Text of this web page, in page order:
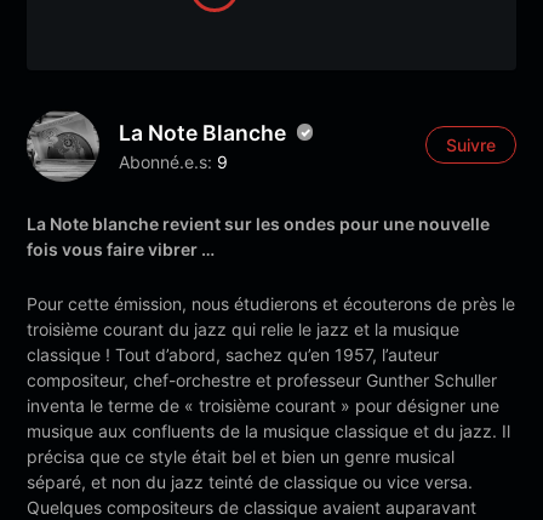
La Note Blanche
Abonné.e.s: 9
Suivre
La Note blanche revient sur les ondes pour une nouvelle
fois vous faire vibrer …
Pour cette émission, nous étudierons et écouterons de près le
troisième courant du jazz qui relie le jazz et la musique
classique ! Tout d’abord, sachez qu’en 1957, l’auteur
compositeur, chef-orchestre et professeur Gunther Schuller
inventa le terme de « troisième courant » pour désigner une
musique aux confluents de la musique classique et du jazz. Il
précisa que ce style était bel et bien un genre musical
séparé, et non du jazz teinté de classique ou vice versa.
Quelques compositeurs de classique avaient auparavant